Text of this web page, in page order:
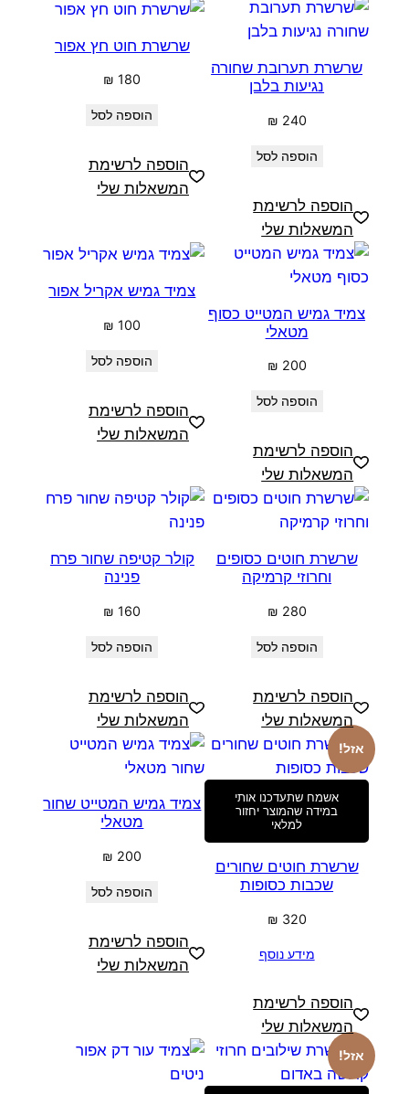
שרשרת תערובת שחורה
נגיעות בלבן
₪ 240
הוספה לסל
הוספה לרשימת
המשאלות שלי
שרשרת חוט חץ אפור
₪ 180
הוספה לסל
הוספה לרשימת
המשאלות שלי
צמיד גמיש המטייט כסוף
מטאלי
₪ 200
הוספה לסל
הוספה לרשימת
המשאלות שלי
צמיד גמיש אקריל אפור
₪ 100
הוספה לסל
הוספה לרשימת
המשאלות שלי
שרשרת חוטים כסופים
וחרוזי קרמיקה
₪ 280
הוספה לסל
הוספה לרשימת
המשאלות שלי
קולר קטיפה שחור פרח
פנינה
₪ 160
הוספה לסל
הוספה לרשימת
המשאלות שלי
אזל!
אשמח שתעדכנו אותי
במידה שהמוצר יחזור
למלאי
שרשרת חוטים שחורים
שכבות כסופות
₪ 320
מידע נוסף
הוספה לרשימת
המשאלות שלי
צמיד גמיש המטייט שחור
מטאלי
₪ 200
הוספה לסל
הוספה לרשימת
המשאלות שלי
אזל!